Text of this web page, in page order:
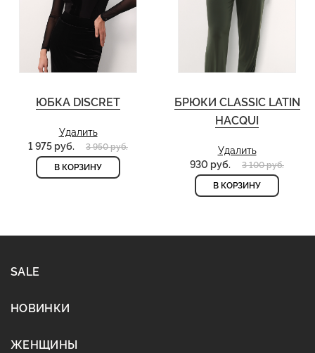
ЮБКА DISCRET
Удалить
1 975 руб.
3 950 руб.
В КОРЗИНУ
БРЮКИ CLASSIC LATIN
HACQUI
Удалить
930 руб.
3 100 руб.
В КОРЗИНУ
SALE
НОВИНКИ
ЖЕНЩИНЫ